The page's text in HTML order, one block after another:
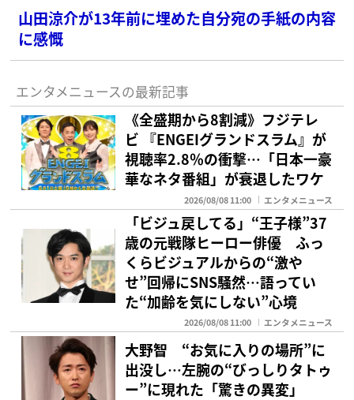
山田涼介が13年前に埋めた自分宛の手紙の内容
に感慨
エンタメニュースの最新記事
《全盛期から8割減》フジテレ
ビ 『ENGEIグランドスラム』が
視聴率2.8％の衝撃…「日本一豪
華なネタ番組」が衰退したワケ
2026/08/08 11:00 エンタメニュース
「ビジュ戻してる」“王子様”37
歳の元戦隊ヒーロー俳優 ふっ
くらビジュアルからの“激や
せ”回帰にSNS騒然…語ってい
た“加齢を気にしない”心境
2026/08/08 11:00 エンタメニュース
大野智 “お気に入りの場所”に
出没し…左腕の“びっしりタトゥ
ー”に現れた「驚きの異変」